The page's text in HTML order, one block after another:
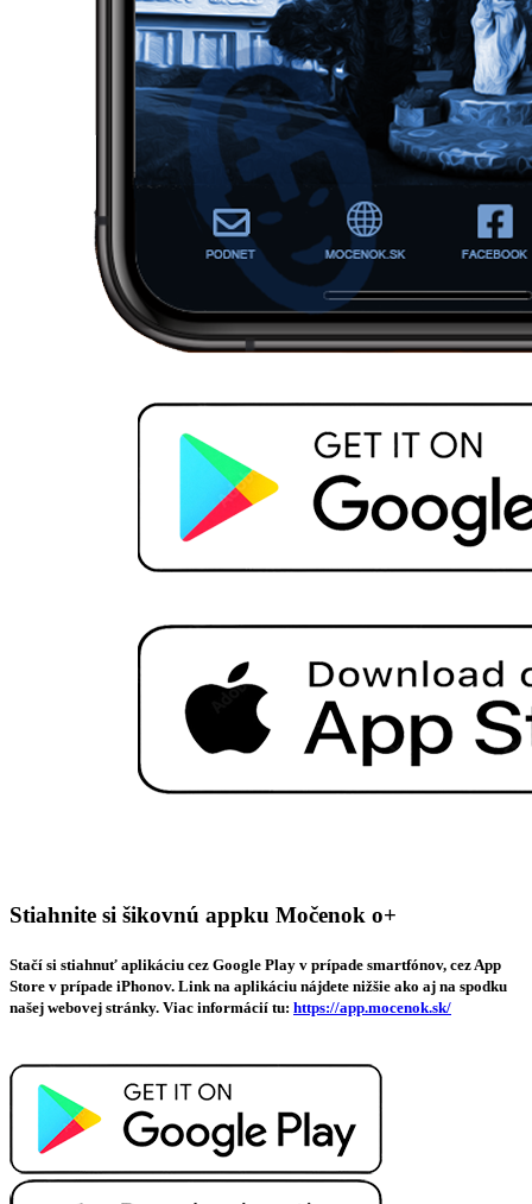
Stiahnite si šikovnú appku Močenok o+
Stačí si stiahnuť aplikáciu cez Google Play v prípade smartfónov, cez App
Store v prípade iPhonov. Link na aplikáciu nájdete nižšie ako aj na spodku
našej webovej stránky. Viac informácií tu: https://app.mocenok.sk/